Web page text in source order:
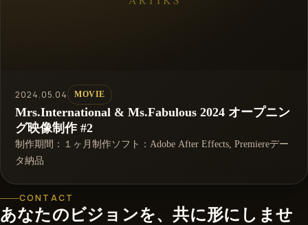
2024.05.04 MOVIE
Mrs.International & Ms.Fabulous 2024 オープニン
グ映像制作 #2
制作期間：１ヶ月制作ソフト：Adobe After Effects, Premiereデー
タ納品
CONTACT
あなたのビジョンを、共に形にしませ